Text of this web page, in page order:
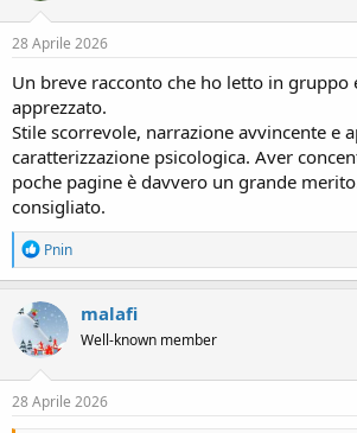
28 Aprile 2026
Un breve racconto che ho letto in gruppo
apprezzato.
Stile scorrevole, narrazione avvincente e
caratterizzazione psicologica. Aver
poche pagine è davvero un grande
consigliato.
R
e
a
c
t
i
o
n
s
Pnin
malafi
Well-known member
28 Aprile 2026